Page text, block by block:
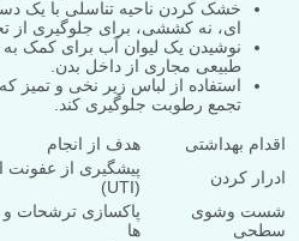
خشک کردن ناحیه تناسلی با یک
ای، نه کششی، برای جلوگیری از
نوشیدن یک لیوان آب برای کمک
طبیعی مجاری از داخل بدن.
استفاده از لباس زیر نخی و تمیز
تجمع رطوبت جلوگیری کند.
اقدام بهداشتی هدف از انجام
ادرار کردن
پیشگیری از عفونت
(UTI)
شست وشوی
سطحی
پاکسازی ترشحات و
ها